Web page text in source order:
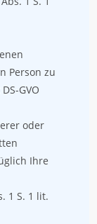
Person zu
GVO
oder
Ihre
1 S. 1 lit.